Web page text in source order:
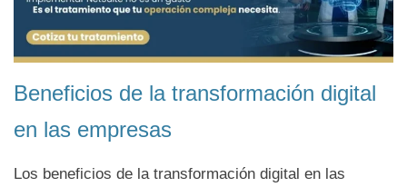
Beneficios de la transformación digital
en las empresas
Los beneficios de la transformación digital en las